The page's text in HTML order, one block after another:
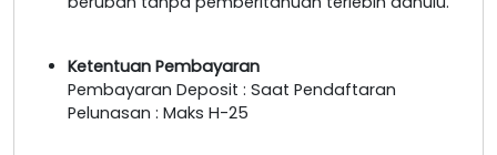
Ketentuan Pembayaran
Pembayaran Deposit : Saat Pendaftaran
Pelunasan : Maks H-25